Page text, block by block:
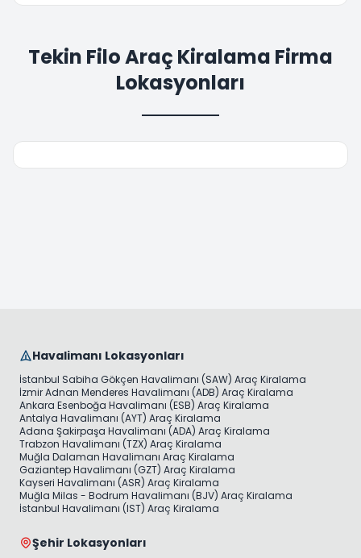
Tekin Filo Araç Kiralama Firma
Lokasyonları
Havalimanı Lokasyonları
İstanbul Sabiha Gökçen Havalimanı (SAW) Araç Kiralama
İzmir Adnan Menderes Havalimanı (ADB) Araç Kiralama
Ankara Esenboğa Havalimanı (ESB) Araç Kiralama
Antalya Havalimanı (AYT) Araç Kiralama
Adana Şakirpaşa Havalimanı (ADA) Araç Kiralama
Trabzon Havalimanı (TZX) Araç Kiralama
Muğla Dalaman Havalimanı Araç Kiralama
Gaziantep Havalimanı (GZT) Araç Kiralama
Kayseri Havalimanı (ASR) Araç Kiralama
Muğla Milas - Bodrum Havalimanı (BJV) Araç Kiralama
İstanbul Havalimanı (IST) Araç Kiralama
Şehir Lokasyonları